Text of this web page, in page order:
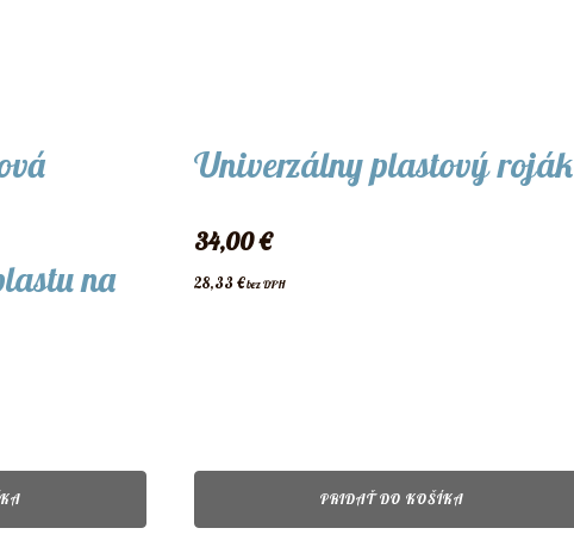
na
Univerzálny plastový roják
34,00€
28,33€bez DPH
PRIDAŤ DO KOŠÍKA